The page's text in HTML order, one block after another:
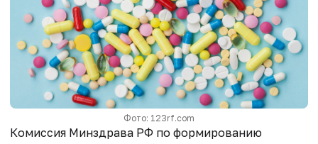
Фото: 123rf.com
Комиссия Минздрава РФ по формированию